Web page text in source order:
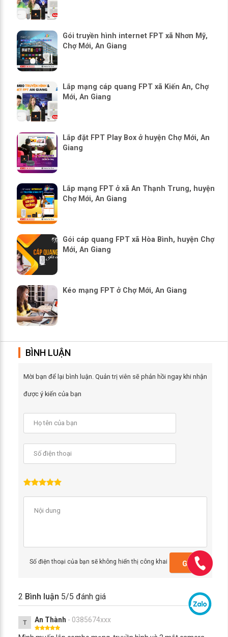
Gói truyền hình internet FPT xã Nhơn Mỹ,
Chợ Mới, An Giang
Lắp mạng cáp quang FPT xã Kiến An, Chợ
Mới, An Giang
Lắp đặt FPT Play Box ở huyện Chợ Mới, An
Giang
Lắp mạng FPT ở xã An Thạnh Trung, huyện
Chợ Mới, An Giang
Gói cáp quang FPT xã Hòa Bình, huyện Chợ
Mới, An Giang
Kéo mạng FPT ở Chợ Mới, An Giang
BÌNH LUẬN
Mời bạn để lại bình luận. Quản trị viên sẽ phản hồi ngay khi nhận
được ý kiến của bạn
Số điện thoại của bạn sẽ không hiển thị công khai GỬI
2 Bình luận 5/5 đánh giá
T An Thành - 0385674xxx